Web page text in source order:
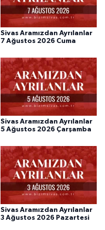
Sivas Aramızdan Ayrılanlar
7 Ağustos 2026 Cuma
Sivas Aramızdan Ayrılanlar
5 Ağustos 2026 Çarşamba
Sivas Aramızdan Ayrılanlar
3 Ağustos 2026 Pazartesi